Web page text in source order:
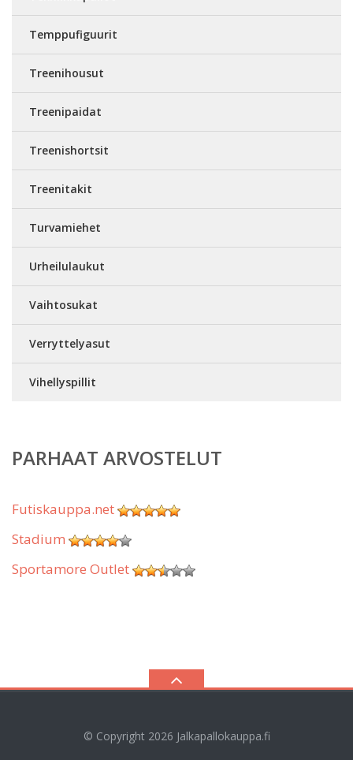
Temppufiguurit
Treenihousut
Treenipaidat
Treenishortsit
Treenitakit
Turvamiehet
Urheilulaukut
Vaihtosukat
Verryttelyasut
Vihellyspillit
PARHAAT ARVOSTELUT
Futiskauppa.net
Stadium
Sportamore Outlet
© Copyright 2026 Jalkapallokauppa.fi